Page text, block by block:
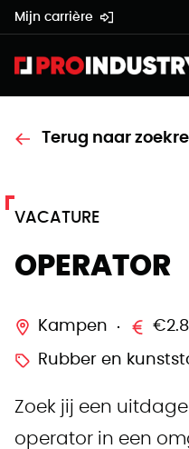
Mijn carrière
Terug naar
VACATURE
OPERATOR
Kampen
Rubber en
Zoek jij een
operator in een